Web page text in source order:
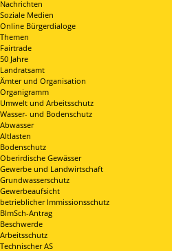
Nachrichten
Soziale Medien
Online Bürgerdialoge
Themen
Fairtrade
50 Jahre
Landratsamt
Ämter und Organisation
Organigramm
Umwelt und Arbeitsschutz
Wasser- und Bodenschutz
Abwasser
Altlasten
Bodenschutz
Oberirdische Gewässer
Gewerbe und Landwirtschaft
Grundwasserschutz
Gewerbeaufsicht
betrieblicher Immissionsschutz
BImSch-Antrag
Beschwerde
Arbeitsschutz
Technischer AS